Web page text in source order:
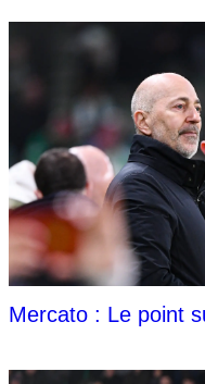
Mercato : Le point